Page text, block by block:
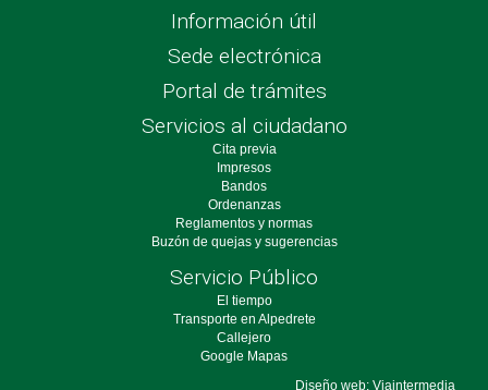
Información útil
Sede electrónica
Portal de trámites
Servicios al ciudadano
Cita previa
Impresos
Bandos
Ordenanzas
Reglamentos y normas
Buzón de quejas y sugerencias
Servicio Público
El tiempo
Transporte en Alpedrete
Callejero
Google Mapas
Diseño web: Viaintermedia